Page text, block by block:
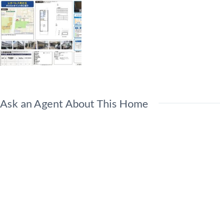
Ask an Agent About This Home